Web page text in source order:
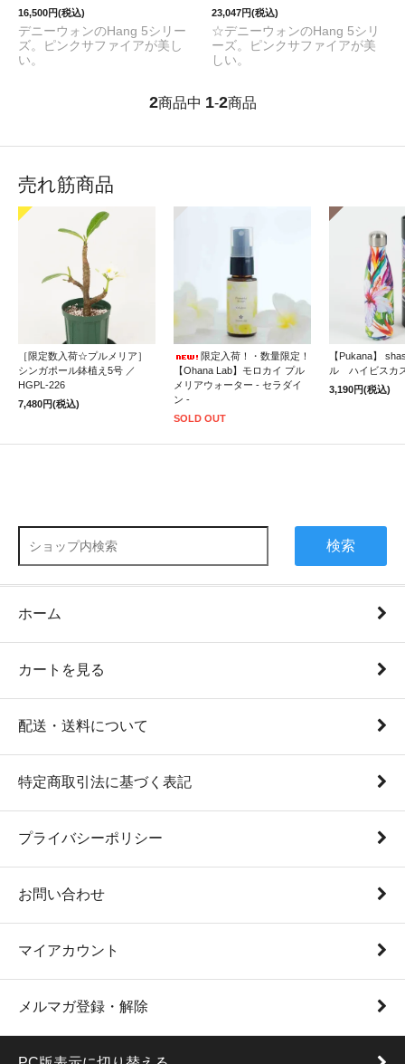
16,500円(税込)
デニーウォンのHang 5シリー
ズ。ピンクサファイアが美し
い。
23,047円(税込)
☆デニーウォンのHang 5シリ
ーズ。ピンクサファイアが美
しい。
2商品中 1-2商品
売れ筋商品
［限定数入荷☆プルメリア］
シンガポール鉢植え5号 ／
HGPL-226
7,480円(税込)
限定入荷！・数量限定！
【Ohana Lab】モロカイ プル
メリアウォーター - セラダイ
ン -
SOLD OUT
【Pukana】
ル ハイビスカ
3,190円(税込)
検索
ホーム
カートを見る
配送・送料について
特定商取引法に基づく表記
プライバシーポリシー
お問い合わせ
マイアカウント
メルマガ登録・解除